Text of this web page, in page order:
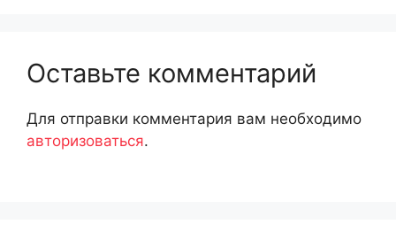
Оставьте комментарий
Для отправки комментария вам необходимо
авторизоваться.